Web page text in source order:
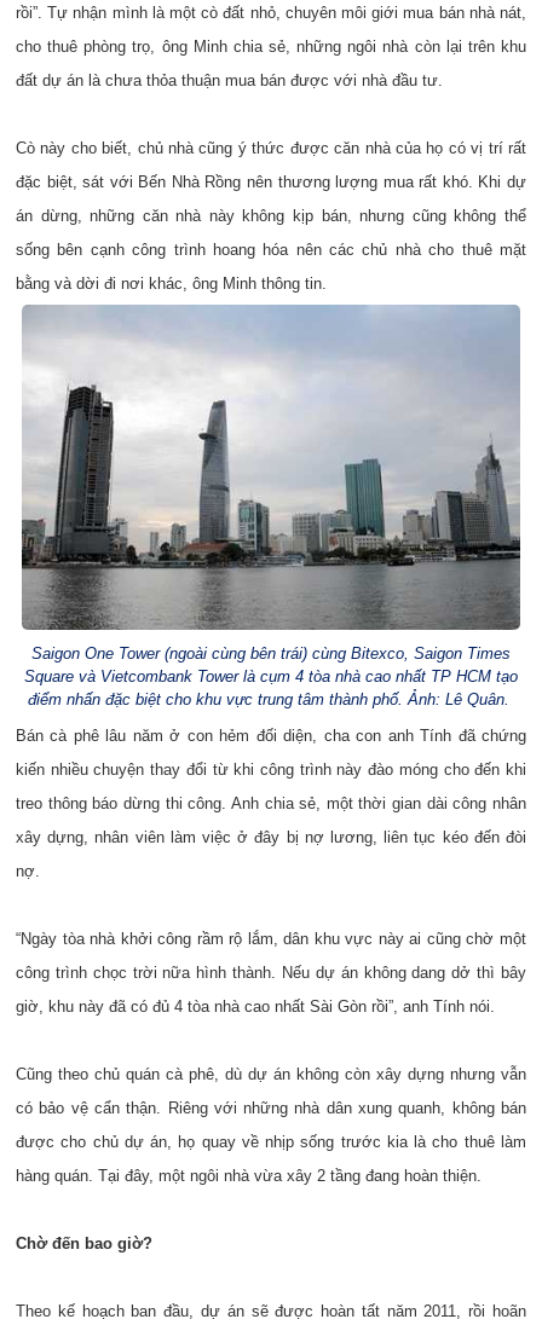
rồi”. Tự nhận mình là một cò đất nhỏ, chuyên môi giới mua bán nhà nát,
cho thuê phòng trọ, ông Minh chia sẻ, những ngôi nhà còn lại trên khu
đất dự án là chưa thỏa thuận mua bán được với nhà đầu tư.
Cò này cho biết, chủ nhà cũng ý thức được căn nhà của họ có vị trí rất
đặc biệt, sát với Bến Nhà Rồng nên thương lượng mua rất khó. Khi dự
án dừng, những căn nhà này không kịp bán, nhưng cũng không thể
sống bên cạnh công trình hoang hóa nên các chủ nhà cho thuê mặt
bằng và dời đi nơi khác, ông Minh thông tin.
Saigon One Tower (ngoài cùng bên trái) cùng Bitexco, Saigon Times
Square và Vietcombank Tower là cụm 4 tòa nhà cao nhất TP HCM tạo
điểm nhấn đặc biệt cho khu vực trung tâm thành phố. Ảnh: Lê Quân.
Bán cà phê lâu năm ở con hẻm đối diện, cha con anh Tính đã chứng
kiến nhiều chuyện thay đổi từ khi công trình này đào móng cho đến khi
treo thông báo dừng thi công. Anh chia sẻ, một thời gian dài công nhân
xây dựng, nhân viên làm việc ở đây bị nợ lương, liên tục kéo đến đòi
nợ.
“Ngày tòa nhà khởi công rầm rộ lắm, dân khu vực này ai cũng chờ một
công trình chọc trời nữa hình thành. Nếu dự án không dang dở thì bây
giờ, khu này đã có đủ 4 tòa nhà cao nhất Sài Gòn rồi”, anh Tính nói.
Cũng theo chủ quán cà phê, dù dự án không còn xây dựng nhưng vẫn
có bảo vệ cẩn thận. Riêng với những nhà dân xung quanh, không bán
được cho chủ dự án, họ quay về nhịp sống trước kia là cho thuê làm
hàng quán. Tại đây, một ngôi nhà vừa xây 2 tầng đang hoàn thiện.
Chờ đến bao giờ?
Theo kế hoạch ban đầu, dự án sẽ được hoàn tất năm 2011, rồi hoãn